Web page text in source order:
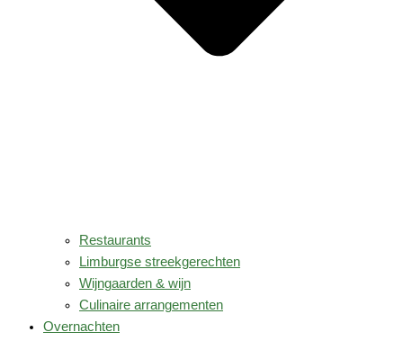
Restaurants
Limburgse streekgerechten
Wijngaarden & wijn
Culinaire arrangementen
Overnachten